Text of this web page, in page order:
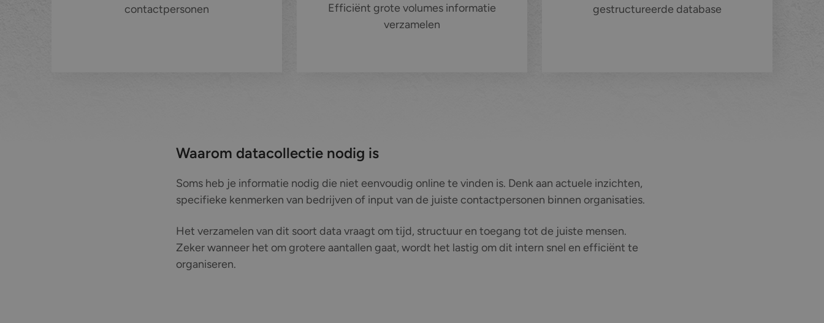
contactpersonen
Efficiënt grote volumes informatie
verzamelen
gestructureerde database
Waarom datacollectie nodig is
Soms heb je informatie nodig die niet eenvoudig online te vinden is. Denk aan actuele inzichten,
specifieke kenmerken van bedrijven of input van de juiste contactpersonen binnen organisaties.
Het verzamelen van dit soort data vraagt om tijd, structuur en toegang tot de juiste mensen.
Zeker wanneer het om grotere aantallen gaat, wordt het lastig om dit intern snel en efficiënt te
organiseren.